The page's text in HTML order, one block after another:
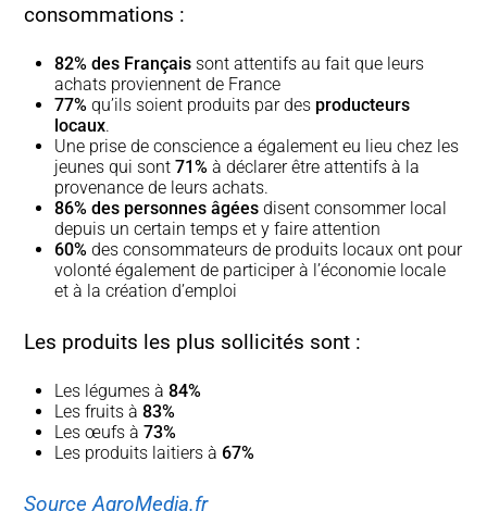
consommations :
82% des Français sont attentifs au fait que leurs
achats proviennent de France
77% qu’ils soient produits par des producteurs
locaux.
Une prise de conscience a également eu lieu chez les
jeunes qui sont71% à déclarer être attentifs à la
provenance de leurs achats.
86% des personnes âgées disent consommer local
depuis un certain temps et y faire attention
60%des consommateurs de produits locaux ont pour
volonté également de participer à l’économie locale
et à la création d’emploi
Les produits les plus sollicités sont :
Les légumes à84%
Les fruits à83%
Les œufs à73%
Les produits laitiers à 67%
Source AgroMedia.fr